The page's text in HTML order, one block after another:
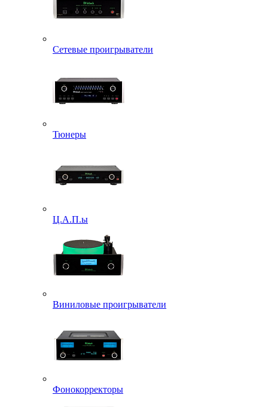
Сетевые проигрыватели
Тюнеры
Ц.А.П.ы
Виниловые проигрыватели
Фонокорректоры